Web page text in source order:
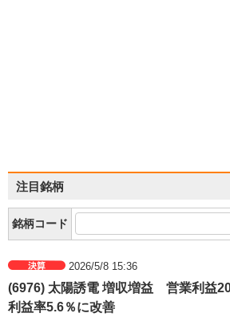
注目銘柄
銘柄コード
2026/5/8 15:36
(6976) 太陽誘電 増収増益 営業利益
利益率5.6％に改善